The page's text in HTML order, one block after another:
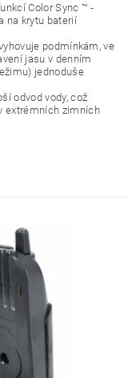
Color Sync ™ -
na krytu baterií
podmínkám, ve
jasu v denním
jednoduše
odvod vody, což
extrémních zimních